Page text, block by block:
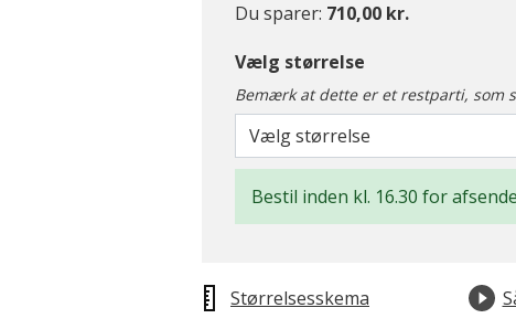
Du sparer: 710,00 kr.
Vælg størrelse
Bemærk at dette er et restparti, som
Vælg størrelse
Bestil inden kl. 16.30 for
Størrelsesskema